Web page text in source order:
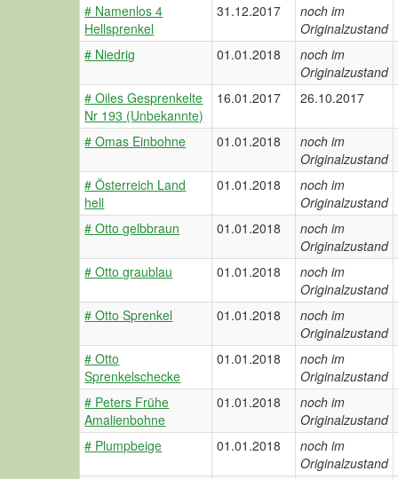
# Namenlos 4
Hellsprenkel
31.12.2017
noch im
Originalzustand
# Niedrig
01.01.2018
noch im
Originalzustand
# Oiles Gesprenkelte
Nr 193 (Unbekannte)
16.01.2017 26.10.2017
# Omas Einbohne 01.01.2018
noch im
Originalzustand
# Österreich Land
hell
01.01.2018
noch im
Originalzustand
# Otto gelbbraun
01.01.2018
noch im
Originalzustand
# Otto graublau
01.01.2018
noch im
Originalzustand
# Otto Sprenkel
01.01.2018
noch im
Originalzustand
# Otto
Sprenkelschecke
01.01.2018
noch im
Originalzustand
# Peters Frühe
Amalienbohne
01.01.2018
noch im
Originalzustand
# Plumpbeige
01.01.2018
noch im
Originalzustand